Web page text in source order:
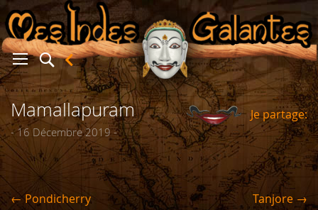
Mamallapuram
- 16 Décembre 2019 -
Je partage:
← Pondicherry Tanjore →